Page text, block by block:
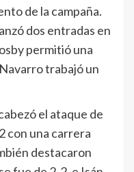
de la campaña.
dos entradas en
permitió una
trabajó un
el ataque de
con una carrera
destacaron